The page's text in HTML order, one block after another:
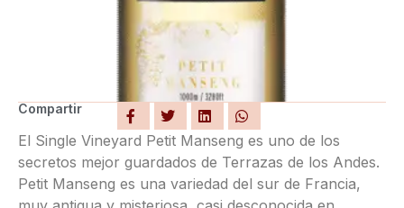
Compartir
El Single Vineyard Petit Manseng es uno de los
secretos mejor guardados de Terrazas de los Andes.
Petit Manseng es una variedad del sur de Francia,